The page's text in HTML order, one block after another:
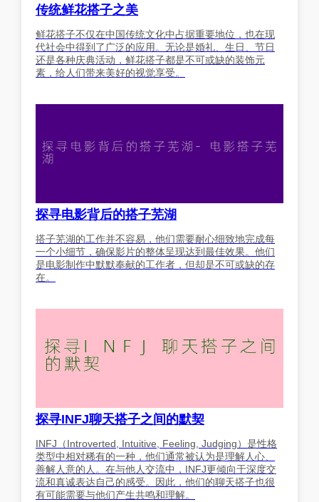
传统鲜花搭子之美
鲜花搭子不仅在中国传统文化中占据重要地位，也在现
代社会中得到了广泛的应用。无论是婚礼、生日、节日
还是各种庆典活动，鲜花搭子都是不可或缺的装饰元
素，给人们带来美好的视觉享受。
探寻电影背后的搭子芜湖
搭子芜湖的工作并不容易，他们需要耐心细致地完成每
一个小细节，确保影片的整体呈现达到最佳效果。他们
是电影制作中默默奉献的工作者，但却是不可或缺的存
在。
探寻INFJ聊天搭子之间的默契
INFJ（Introverted, Intuitive, Feeling, Judging）是性格
类型中相对稀有的一种，他们通常被认为是理解人心、
善解人意的人。在与他人交流中，INFJ更倾向于深度交
流和真诚表达自己的感受。因此，他们的聊天搭子也很
有可能需要与他们产生共鸣和理解。